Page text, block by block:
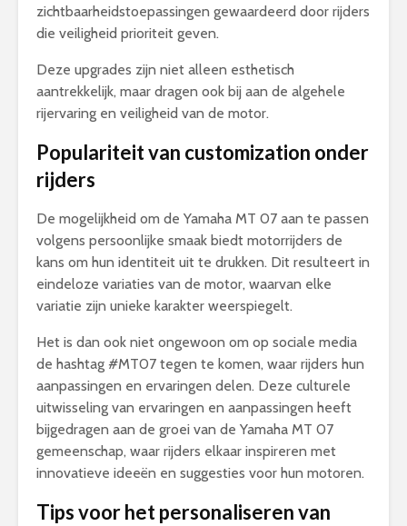
zichtbaarheidstoepassingen gewaardeerd door rijders
die veiligheid prioriteit geven.
Deze upgrades zijn niet alleen esthetisch
aantrekkelijk, maar dragen ook bij aan de algehele
rijervaring en veiligheid van de motor.
Populariteit van customization onder
rijders
De mogelijkheid om de Yamaha MT 07 aan te passen
volgens persoonlijke smaak biedt motorrijders de
kans om hun identiteit uit te drukken. Dit resulteert in
eindeloze variaties van de motor, waarvan elke
variatie zijn unieke karakter weerspiegelt.
Het is dan ook niet ongewoon om op sociale media
de hashtag #MT07 tegen te komen, waar rijders hun
aanpassingen en ervaringen delen. Deze culturele
uitwisseling van ervaringen en aanpassingen heeft
bijgedragen aan de groei van de Yamaha MT 07
gemeenschap, waar rijders elkaar inspireren met
innovatieve ideeën en suggesties voor hun motoren.
Tips voor het personaliseren van